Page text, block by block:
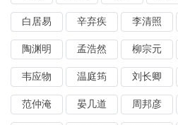
白居易 辛弃疾 李清照
陶渊明 孟浩然 柳宗元
韦应物 温庭筠 刘长卿
范仲淹 晏几道 周邦彦